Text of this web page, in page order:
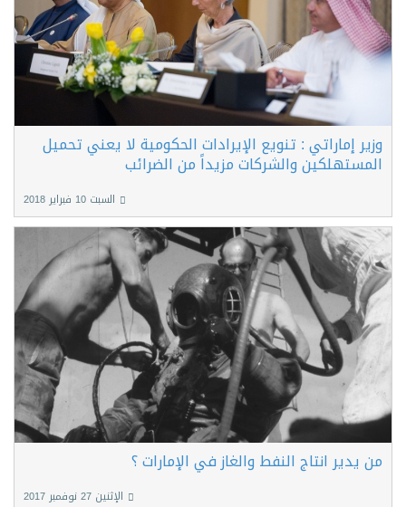
وزير إماراتي : تنويع الإيرادات الحكومية لا يعني تحميل
المستهلكين والشركات مزيداً من الضرائب
السبت 10 فبراير 2018
من يدير انتاج النفط والغاز في الإمارات ؟
الإثنين 27 نوفمبر 2017